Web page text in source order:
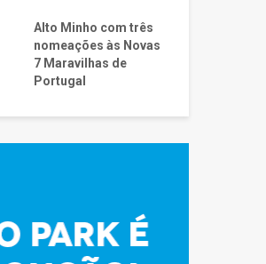
Alto Minho com três
nomeações às Novas
7 Maravilhas de
Portugal